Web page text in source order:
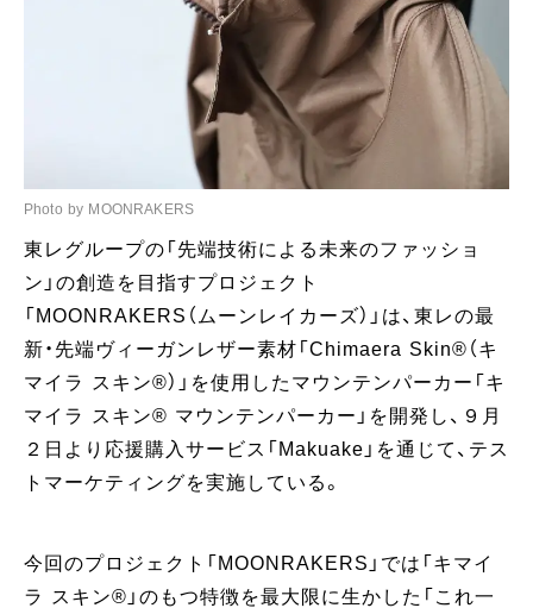
Photo by MOONRAKERS
東レグループの「先端技術による未来のファッショ
ン」の創造を目指すプロジェクト
「MOONRAKERS（ムーンレイカーズ）」は、東レの最
新・先端ヴィーガンレザー素材「Chimaera Skin®︎（キ
マイラ スキン®︎）」を使用したマウンテンパーカー「キ
マイラ スキン®︎ マウンテンパーカー」を開発し、９月
２日より応援購入サービス「Makuake」を通じて、テス
トマーケティングを実施している。
今回のプロジェクト「MOONRAKERS」では「キマイ
ラ スキン®︎」のもつ特徴を最大限に生かした「これ一